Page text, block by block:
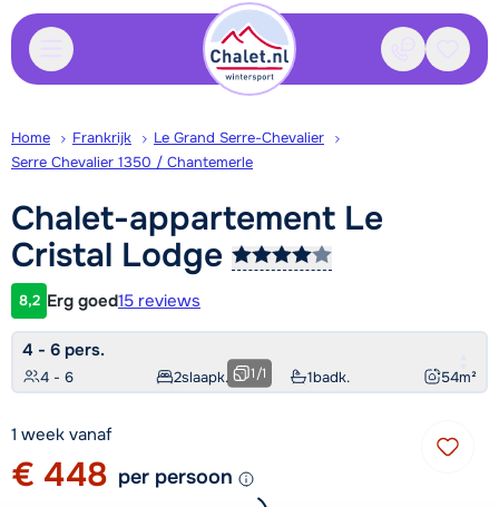
Contact
Home Frankrijk
Le Grand Serre-Chevalier
Serre Chevalier 1350 / Chantemerle
Chalet-appartement Le
Cristal Lodge
Klantwaardering
8,2 Erg goed15 reviews
4 - 6 pers.
4 - 6 2slaapk. 1badk. 54m²
1/1
1 week vanaf
€ 448 per persoon